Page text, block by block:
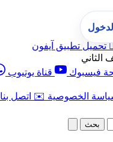
تحميل تطبيق آيفون
الثاني
فيسبوك قناة يوتيوب
الخصوصية ✉️ اتصل بنا
بحث